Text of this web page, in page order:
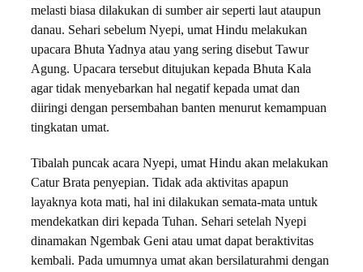
melasti biasa dilakukan di sumber air seperti laut ataupun
danau. Sehari sebelum Nyepi, umat Hindu melakukan
upacara Bhuta Yadnya atau yang sering disebut Tawur
Agung. Upacara tersebut ditujukan kepada Bhuta Kala
agar tidak menyebarkan hal negatif kepada umat dan
diiringi dengan persembahan banten menurut kemampuan
tingkatan umat.
Tibalah puncak acara Nyepi, umat Hindu akan melakukan
Catur Brata penyepian. Tidak ada aktivitas apapun
layaknya kota mati, hal ini dilakukan semata-mata untuk
mendekatkan diri kepada Tuhan. Sehari setelah Nyepi
dinamakan Ngembak Geni atau umat dapat beraktivitas
kembali. Pada umumnya umat akan bersilaturahmi dengan